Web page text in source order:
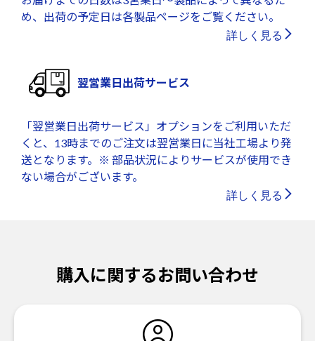
め、出荷の予定日は各製品ページをご覧ください。
詳しく見る
翌営業日出荷サービス
「翌営業日出荷サービス」オプションをご利用いただ
くと、13時までのご注文は翌営業日に当社工場より発
送となります。※ 部品状況によりサービスが使用でき
ない場合がございます。
詳しく見る
購入に関するお問い合わせ